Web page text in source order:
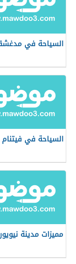
السياحة في
السياحة في فيتنام
مميزات مدينة